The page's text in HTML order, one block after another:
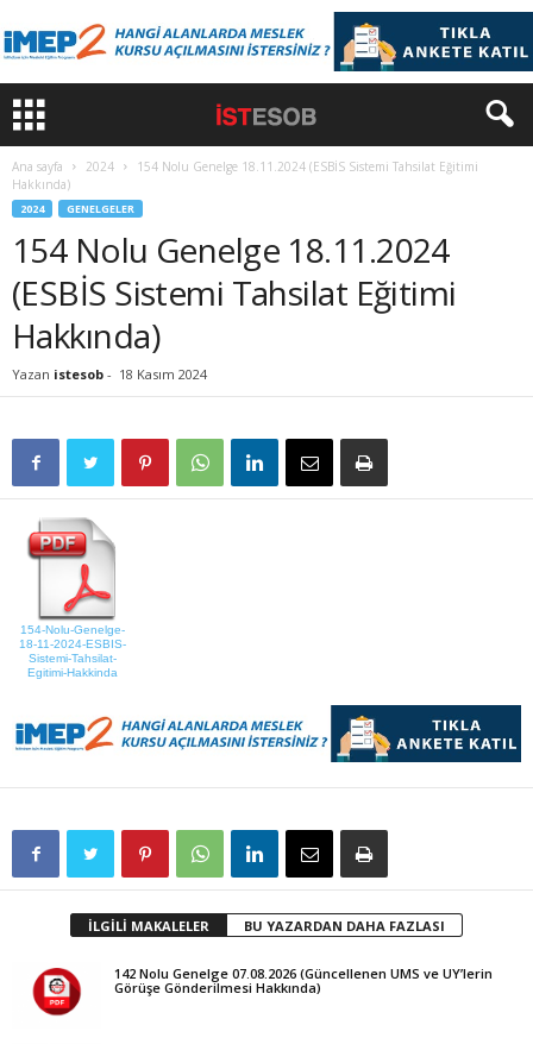
Ana sayfa 2024
154 Nolu Genelge 18.11.2024 (ESBİS Sistemi Tahsilat Eğitimi
Hakkında)
2024 GENELGELER
154 Nolu Genelge 18.11.2024
(ESBİS Sistemi Tahsilat Eğitimi
Hakkında)
Yazan istesob - 18 Kasım 2024
154-Nolu-Genelge-
18-11-2024-ESBIS-
Sistemi-Tahsilat-
Egitimi-Hakkinda
İLGİLİ MAKALELER BU YAZARDAN DAHA FAZLASI
142 Nolu Genelge 07.08.2026 (Güncellenen UMS ve UY’lerin
Görüşe Gönderilmesi Hakkında)